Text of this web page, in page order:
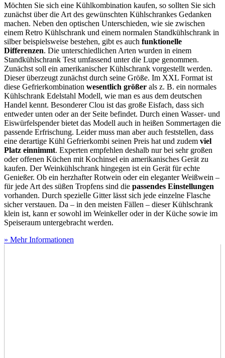
Möchten Sie sich eine Kühlkombination kaufen, so sollten Sie sich
zunächst über die Art des gewünschten Kühlschrankes Gedanken
machen. Neben den optischen Unterschieden, wie sie zwischen
einem Retro Kühlschrank und einem normalen Standkühlschrank in
silber beispielsweise bestehen, gibt es auch funktionelle
Differenzen. Die unterschiedlichen Arten wurden in einem
Standkühlschrank Test umfassend unter die Lupe genommen.
Zunächst soll ein amerikanischer Kühlschrank vorgestellt werden.
Dieser überzeugt zunächst durch seine Größe. Im XXL Format ist
diese Gefrierkombination wesentlich größer als z. B. ein normales
Kühlschrank Edelstahl Modell, wie man es aus dem deutschen
Handel kennt. Besonderer Clou ist das große Eisfach, dass sich
entweder unten oder an der Seite befindet. Durch einen Wasser- und
Eiswürfelspender bietet das Modell auch in heißen Sommertagen die
passende Erfrischung. Leider muss man aber auch feststellen, dass
eine derartige Kühl Gefrierkombi seinen Preis hat und zudem viel
Platz einnimmt. Experten empfehlen deshalb nur bei sehr großen
oder offenen Küchen mit Kochinsel ein amerikanisches Gerät zu
kaufen. Der Weinkühlschrank hingegen ist ein Gerät für echte
Genießer. Ob ein herzhafter Rotwein oder ein eleganter Weißwein –
für jede Art des süßen Tropfens sind die passendes Einstellungen
vorhanden. Durch spezielle Gitter lässt sich jede einzelne Flasche
sicher verstauen. Da – in den meisten Fällen – dieser Kühlschrank
klein ist, kann er sowohl im Weinkeller oder in der Küche sowie im
Speiseraum untergebracht werden.
» Mehr Informationen